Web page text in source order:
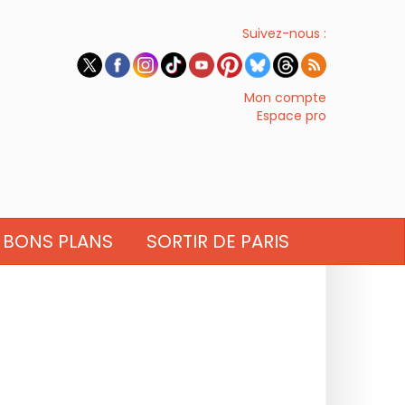
Suivez-nous :
Mon compte
Espace pro
BONS PLANS SORTIR DE PARIS